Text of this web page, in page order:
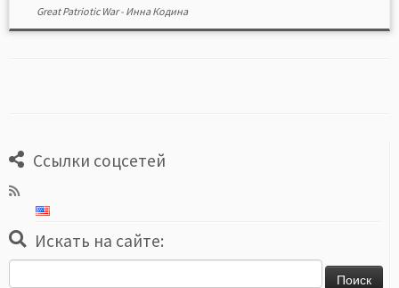
Great Patriotic War- Инна Кодина
Ссылки соцсетей
Искать на сайте: